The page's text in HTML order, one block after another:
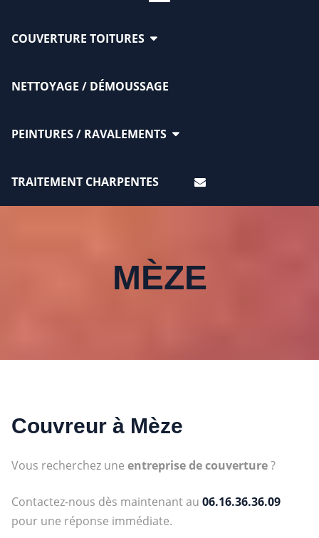
COUVERTURE TOITURES
NETTOYAGE / DÉMOUSSAGE
PEINTURES / RAVALEMENTS
TRAITEMENT CHARPENTES
MÈZE
Couvreur à Mèze
Vous recherchez une entreprise de couverture?
Contactez-nous dès maintenant au 06.16.36.36.09
pour une réponse immédiate.